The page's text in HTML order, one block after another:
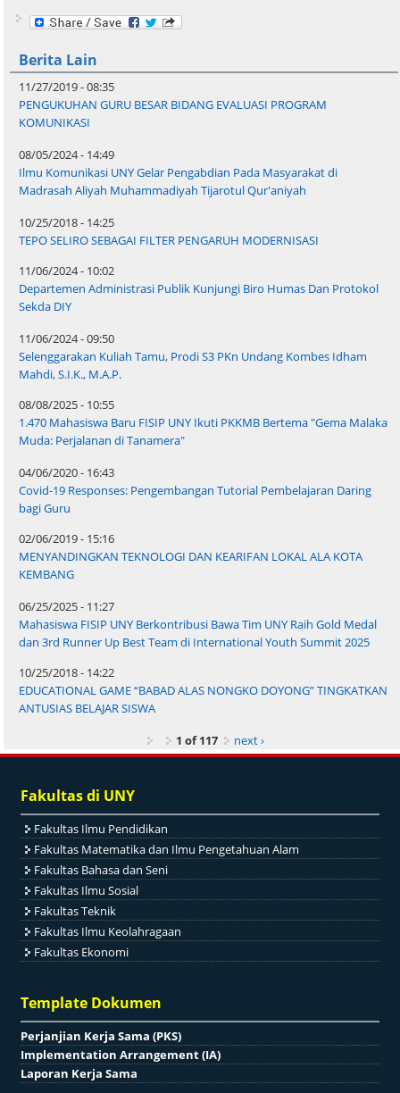
Berita Lain
11/27/2019 - 08:35
PENGUKUHAN GURU BESAR BIDANG EVALUASI PROGRAM
KOMUNIKASI
08/05/2024 - 14:49
Ilmu Komunikasi UNY Gelar Pengabdian Pada Masyarakat di
Madrasah Aliyah Muhammadiyah Tijarotul Qur'aniyah
10/25/2018 - 14:25
TEPO SELIRO SEBAGAI FILTER PENGARUH MODERNISASI
11/06/2024 - 10:02
Departemen Administrasi Publik Kunjungi Biro Humas Dan Protokol
Sekda DIY
11/06/2024 - 09:50
Selenggarakan Kuliah Tamu, Prodi S3 PKn Undang Kombes Idham
Mahdi, S.I.K., M.A.P.
08/08/2025 - 10:55
1.470 Mahasiswa Baru FISIP UNY Ikuti PKKMB Bertema "Gema Malaka
Muda: Perjalanan di Tanamera"
04/06/2020 - 16:43
Covid-19 Responses: Pengembangan Tutorial Pembelajaran Daring
bagi Guru
02/06/2019 - 15:16
MENYANDINGKAN TEKNOLOGI DAN KEARIFAN LOKAL ALA KOTA
KEMBANG
06/25/2025 - 11:27
Mahasiswa FISIP UNY Berkontribusi Bawa Tim UNY Raih Gold Medal
dan 3rd Runner Up Best Team di International Youth Summit 2025
10/25/2018 - 14:22
EDUCATIONAL GAME “BABAD ALAS NONGKO DOYONG” TINGKATKAN
ANTUSIAS BELAJAR SISWA
1 of 117
next ›
Fakultas di UNY
Fakultas Ilmu Pendidikan
Fakultas Matematika dan Ilmu Pengetahuan Alam
Fakultas Bahasa dan Seni
Fakultas Ilmu Sosial
Fakultas Teknik
Fakultas Ilmu Keolahragaan
Fakultas Ekonomi
Template Dokumen
Perjanjian Kerja Sama (PKS)
Implementation Arrangement (IA)
Laporan Kerja Sama